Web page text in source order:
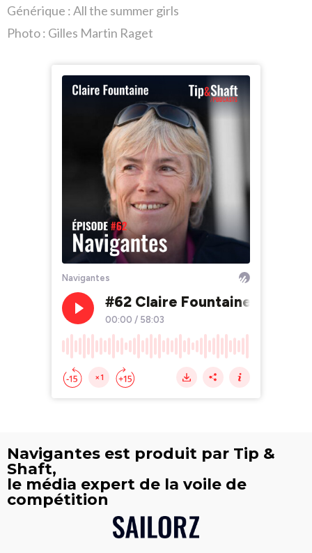
Générique : All the summer girls
Photo : Gilles Martin Raget
Navigantes est produit par Tip &
Shaft,
le média expert de la voile de
compétition